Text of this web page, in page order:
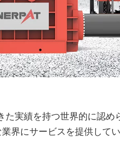
実績を持つ世界的に認
界にサービスを提供してい